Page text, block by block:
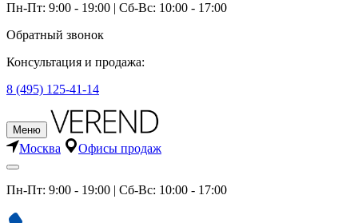
Пн-Пт: 9:00 - 19:00 | Сб-Вс: 10:00 - 17:00
Обратный звонок
Консультация и продажа:
8 (495) 125-41-14
Меню
Москва Офисы продаж
Пн-Пт: 9:00 - 19:00 | Сб-Вс: 10:00 - 17:00